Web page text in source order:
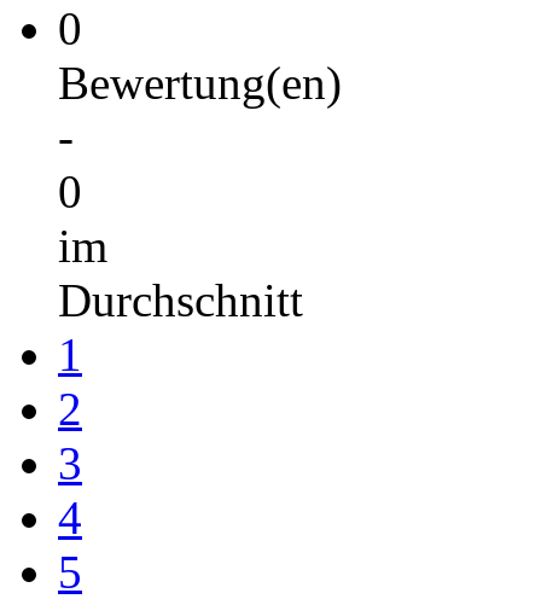
0
Bewertung(en)
-
0
im
Durchschnitt
1
2
3
4
5